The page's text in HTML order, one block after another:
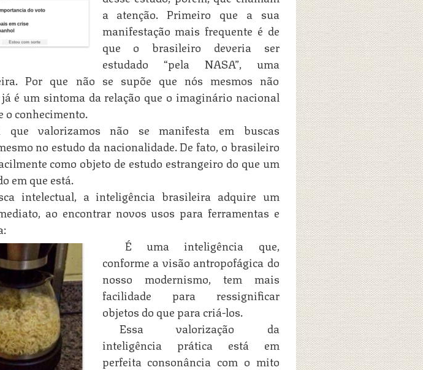
a atenção. Primeiro que a sua
manifestação mais frequente é de
que o brasileiro deveria ser
estudado “pela NASA”, uma
Por que não se supõe que nós mesmos não
é um sintoma da relação que o imaginário nacional
o conhecimento.
que valorizamos não se manifesta em buscas
no estudo da nacionalidade. De fato, o brasileiro
como objeto de estudo estrangeiro do que um
em que está.
intelectual, a inteligência brasileira adquire um
ao encontrar novos usos para ferramentas e
É uma inteligência que,
conforme a visão antropofágica do
nosso modernismo, tem mais
facilidade para ressignificar
objetos do que para criá-los.
Essa valorização da
inteligência prática está em
perfeita consonância com o mito